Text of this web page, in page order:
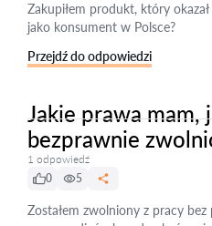
Zakupiłem produkt, który
jako konsument w Polsce?
Przejdź do odpowiedzi
Jakie prawa mam,
bezprawnie
1 odpowiedź
0
5
Zostałem zwolniony z pracy